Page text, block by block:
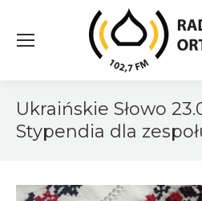
Ukraińskie Słowo
Stypendia dla